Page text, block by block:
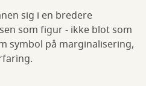
sig i en bredere
som figur - ikke blot som
symbol på marginalisering,